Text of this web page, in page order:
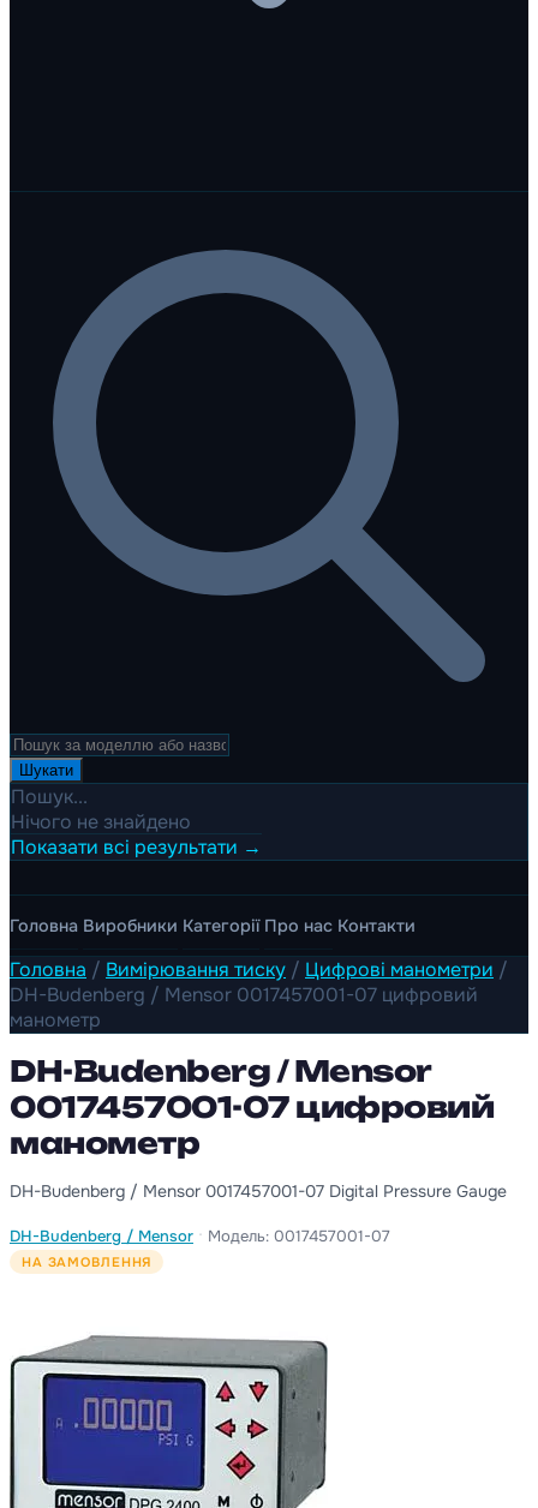
Шукати
Пошук...
Нічого не знайдено
Показати всі результати →
Головна Виробники Категорії Про нас Контакти
Головна / Вимірювання тиску / Цифрові манометри /
DH-Budenberg / Mensor 0017457001-07 цифровий
манометр
DH-Budenberg / Mensor
0017457001-07 цифровий
манометр
DH-Budenberg / Mensor 0017457001-07 Digital Pressure Gauge
DH-Budenberg / Mensor · Модель: 0017457001-07
НА ЗАМОВЛЕННЯ